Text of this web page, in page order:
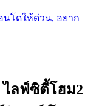
โดให้ด่วน, อยาก
ไลฟ์ซิตี้โฮม2